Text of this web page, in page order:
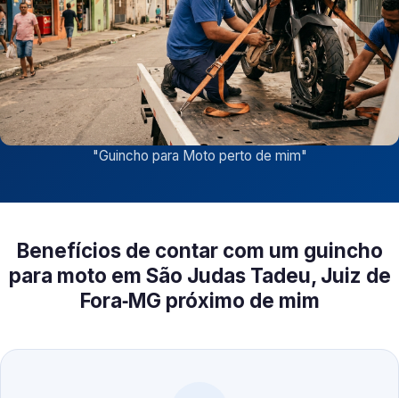
"Guincho para Moto perto de mim"
Benefícios de contar com um guincho
para moto em São Judas Tadeu, Juiz de
Fora‑MG próximo de mim